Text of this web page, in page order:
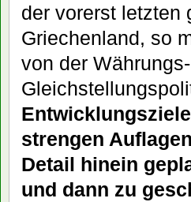
der vorerst letzten
Griechenland, so
von der
strengen
Detail hinein
und dann zu